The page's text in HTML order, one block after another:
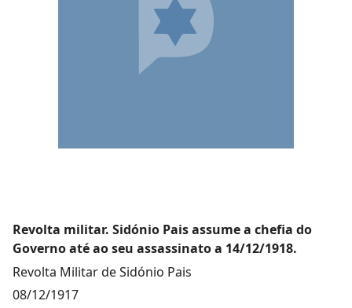
Revolta militar. Sidónio Pais assume a chefia do
Governo até ao seu assassinato a 14/12/1918.
Revolta Militar de Sidónio Pais
08/12/1917